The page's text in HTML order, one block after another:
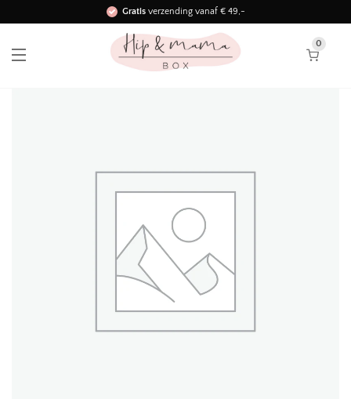
Gratisverzending vanaf € 49,-
Binnen 3 werkdagen in huis!
0